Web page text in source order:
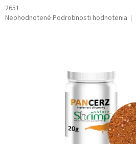
2651
Priemerné
Neohodnotené Podrobnosti hodnotenia